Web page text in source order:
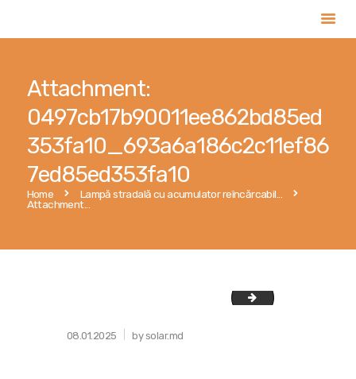
Attachment:
0497cb17b90011ee862bd85ed
353fa10_693a6a186c2c11ef86
7ed85ed353fa10
Home
Lampă stradală cu acumulator reîncărcabil...
Attachment...
Контакты
Услуги
Оформить заявку
Поиск подрядчика
Публикации
08.01.2025 by solar.md